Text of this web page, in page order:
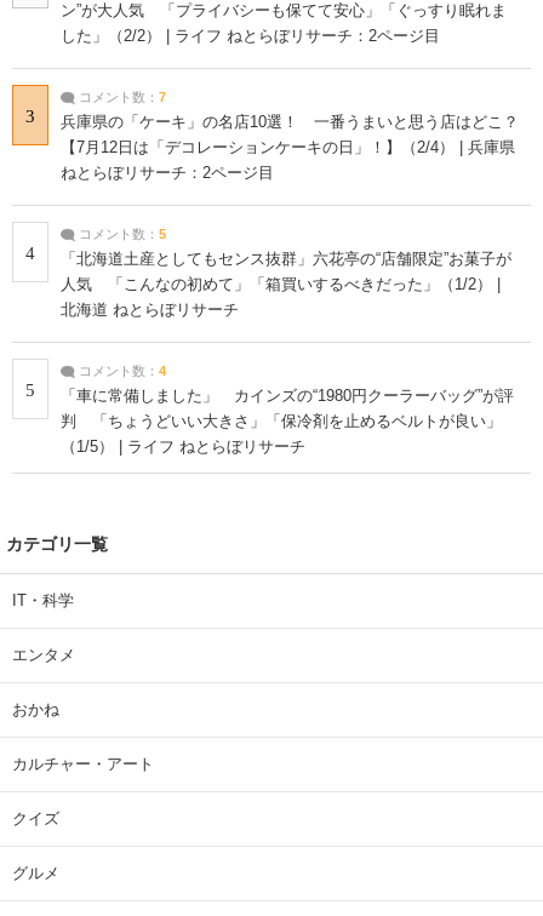
ン”が大人気 「プライバシーも保てて安心」「ぐっすり眠れま
した」（2/2） | ライフ ねとらぼリサーチ：2ページ目
3
コメント数： 7
兵庫県の「ケーキ」の名店10選！ 一番うまいと思う店はどこ？
【7月12日は「デコレーションケーキの日」！】（2/4） | 兵庫県
ねとらぼリサーチ：2ページ目
4
コメント数： 5
「北海道土産としてもセンス抜群」六花亭の“店舗限定”お菓子が
人気 「こんなの初めて」「箱買いするべきだった」（1/2） |
北海道 ねとらぼリサーチ
5
コメント数： 4
「車に常備しました」 カインズの“1980円クーラーバッグ”が評
判 「ちょうどいい大きさ」「保冷剤を止めるベルトが良い」
（1/5） | ライフ ねとらぼリサーチ
カテゴリ一覧
IT・科学
エンタメ
おかね
カルチャー・アート
クイズ
グルメ